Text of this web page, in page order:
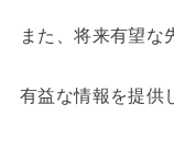
また、将来有望な
有益な情報を提供